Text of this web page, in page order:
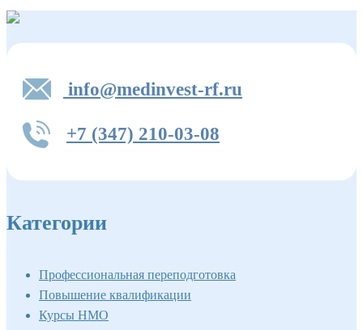
info@medinvest-rf.ru
+7 (347) 210-03-08
Категории
Профессиональная переподготовка
Повышение квалификации
Курсы НМО